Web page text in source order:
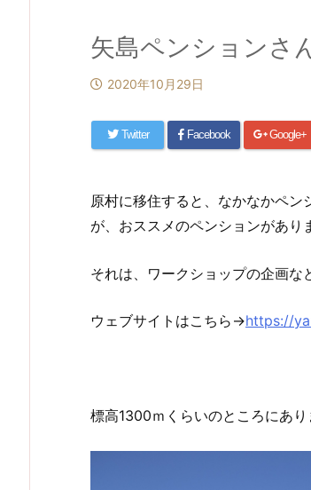
矢島ペンションさ
2020年10月29日
Twitter Facebook Google+
原村に移住すると、なかなかペ
が、おススメのペンションがあり
それは、ワークショップの企画な
ウェブサイトはこちら→https://
標高1300ｍくらいのところにあり